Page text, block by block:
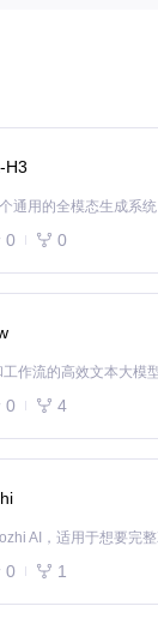
免资源竞争。同时
热键（默认Alt+数
版本≥2.4.3。 🔍
H3
0 0
作流的高效文本大模
0 4
0 1